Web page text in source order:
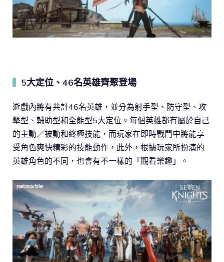
5大定位、46名英雄齊聚登場
遊戲內將有共計46名英雄，並分為射手型、防守型、攻
擊型、輔助型和全能型5大定位。每個英雄都有屬於自己
的主動／被動和終極技能，而玩家在即時戰鬥中將能享
受角色爽快精彩的技能動作，此外，根據玩家所扮演的
英雄角色的不同，也會有不一樣的「觀看樂趣」。